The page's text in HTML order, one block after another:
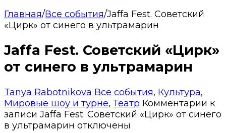
Главная/Все события/Jaffa Fest. Советский
«Цирк» от синего в ультрамарин
Jaffa Fest. Советский «Цирк»
от синего в ультрамарин
Tanya Rabotnikova Все события, Культура,
Мировые шоу и турне, Театр Комментарии к
записи Jaffa Fest. Советский «Цирк» от синего
в ультрамарин отключены